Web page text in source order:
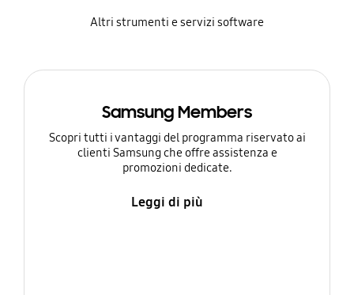
Altri strumenti e servizi software
Samsung Members
Scopri tutti i vantaggi del programma riservato ai
clienti Samsung che offre assistenza e
promozioni dedicate.
Leggi di più